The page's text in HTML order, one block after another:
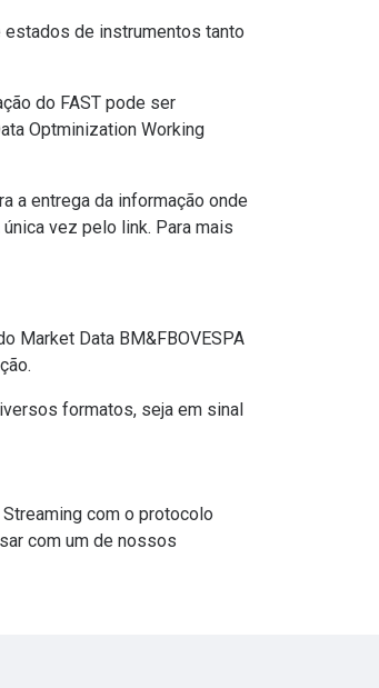
de instrumentos tanto
do FAST pode ser
Optminization Working
a entrega da informação onde
vez pelo link. Para mais
Market Data BM&FBOVESPA
formatos, seja em sinal
com o protocolo
com um de nossos